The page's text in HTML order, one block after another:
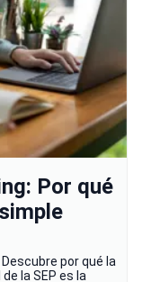
Por qué
por qué la
la SEP es la